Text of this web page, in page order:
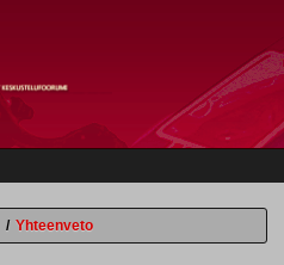
/ Yhteenveto